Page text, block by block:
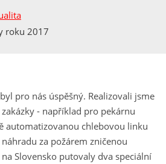
roku 2017
pro nás úspěšný. Realizovali jsme
- například pro pekárnu
automatizovanou chlebovou linku
za požárem zničenou
Slovensko putovaly dva speciální